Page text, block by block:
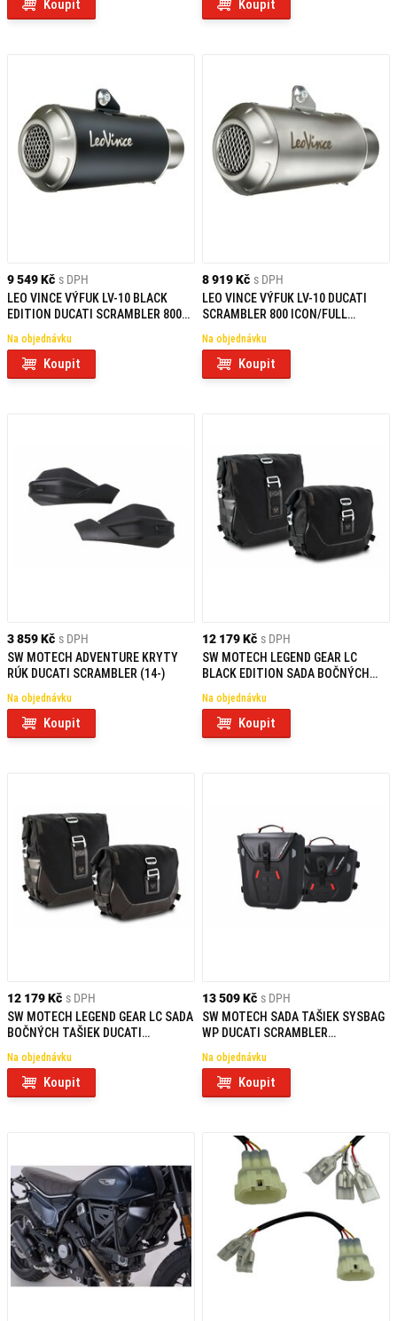
Koupit Koupit
9 549 Kč s DPH
LEO VINCE VÝFUK LV-10 BLACK
EDITION DUCATI SCRAMBLER 800
SHIFT (23-25)
Na objednávku
Koupit
8 919 Kč s DPH
LEO VINCE VÝFUK LV-10 DUCATI
SCRAMBLER 800 ICON/FULL
Na objednávku
Koupit
3 859 Kč s DPH
SW MOTECH ADVENTURE KRYTY
RÚK DUCATI SCRAMBLER (14-)
Na objednávku
Koupit
12 179 Kč s DPH
SW MOTECH LEGEND GEAR LC
BLACK EDITION SADA BOČNÝCH
NIGHTSHIFT / FULL THROTTLE
(23-)
Na objednávku
Koupit
12 179 Kč s DPH
SW MOTECH LEGEND GEAR LC SADA
BOČNÝCH TAŠIEK DUCATI
THROTTLE (23-)
Na objednávku
Koupit
13 509 Kč s DPH
SW MOTECH SADA TAŠIEK SYSBAG
WP DUCATI SCRAMBLER
(23-)
Na objednávku
Koupit